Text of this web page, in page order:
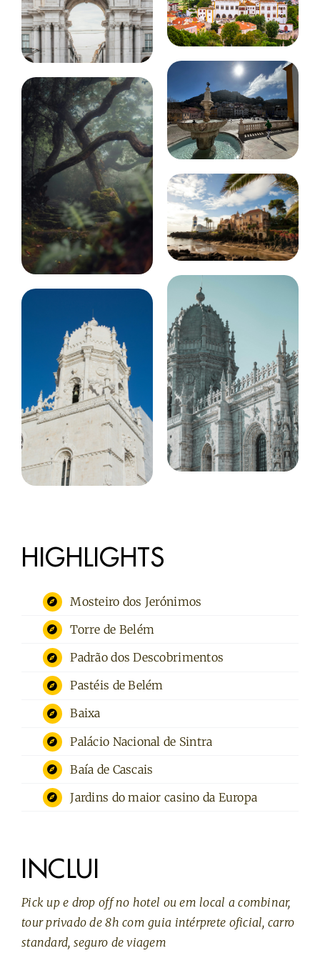
HIGHLIGHTS
Mosteiro dos Jerónimos
Torre de Belém
Padrão dos Descobrimentos
Pastéis de Belém
Baixa
Palácio Nacional de Sintra
Baía de Cascais
Jardins do maior casino da Europa
INCLUI
Pick up e drop off no hotel ou em local a combinar,
tour privado de 8h com guia intérprete oficial, carro
standard, seguro de viagem